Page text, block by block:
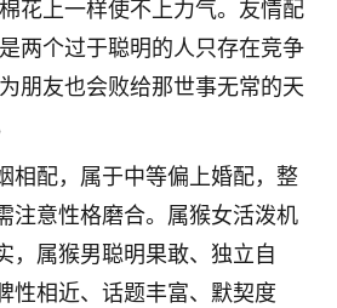
花上一样使不上力气。友情配
两个过于聪明的人只存在竞争
朋友也会败给那世事无常的天
相配，属于中等偏上婚配，整
注意性格磨合。属猴女活泼机
，属猴男聪明果敢、独立自
性相近、话题丰富、默契度
，有没有人给个联系方式的啊？
微信：gjsy0624
12
要！
15